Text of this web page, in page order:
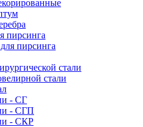
пирсинга
пирсинга
стали
стали
- СГ
- СГП
- СКР